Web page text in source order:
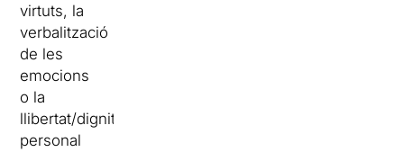
virtuts, la
verbalització
de les
emocions
o la
llibertat/dignitat
personal